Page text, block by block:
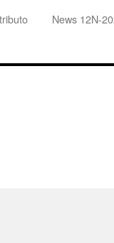
News 12N-